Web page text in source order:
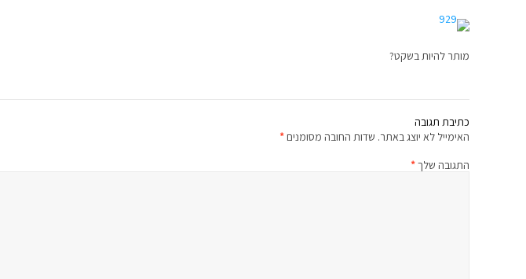
מותר להיות בשקט?
כתיבת תגובה
האימייל לא יוצג באתר. שדות החובה מסומנים*
התגובה שלך*